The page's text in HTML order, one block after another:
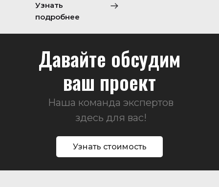
Узнать
подробнее
Давайте обсудим
ваш проект
Наша команда экспертов
здесь для вас!
Узнать стоимость